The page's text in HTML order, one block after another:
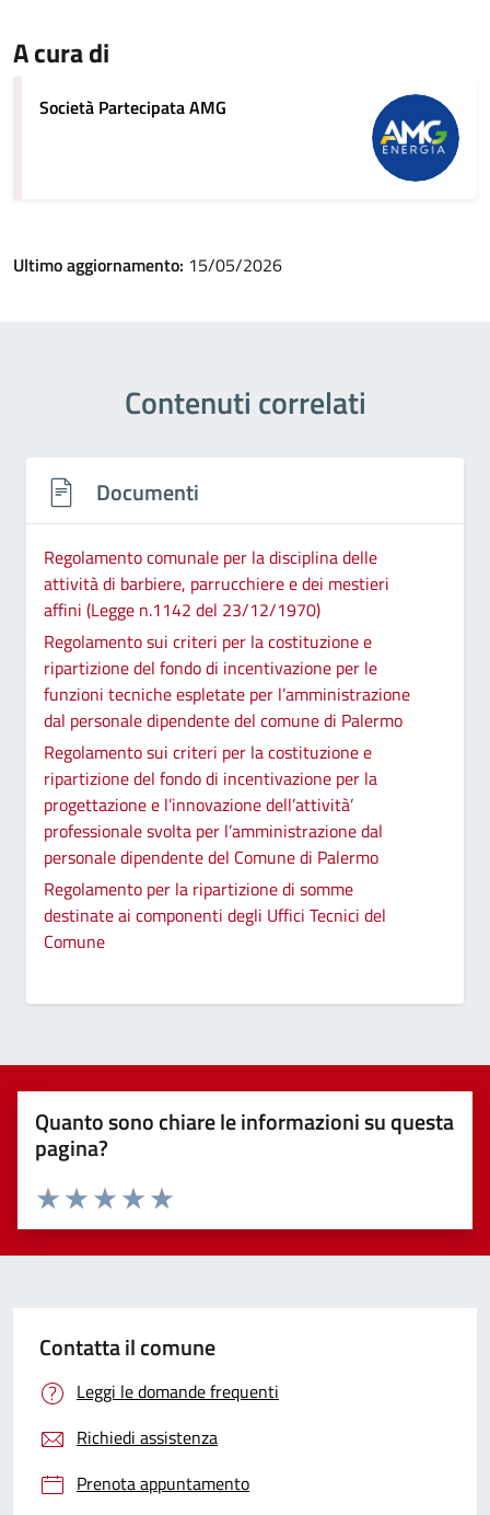
A cura di
Società Partecipata AMG
Ultimo aggiornamento: 15/05/2026
Contenuti correlati
Documenti
Regolamento comunale per la disciplina delle
attività di barbiere, parrucchiere e dei mestieri
affini (Legge n.1142 del 23/12/1970)
Regolamento sui criteri per la costituzione e
ripartizione del fondo di incentivazione per le
funzioni tecniche espletate per l’amministrazione
dal personale dipendente del comune di Palermo
Regolamento sui criteri per la costituzione e
ripartizione del fondo di incentivazione per la
progettazione e l’innovazione dell’attività’
professionale svolta per l’amministrazione dal
personale dipendente del Comune di Palermo
Regolamento per la ripartizione di somme
destinate ai componenti degli Uffici Tecnici del
Comune
Quanto sono chiare le informazioni su questa
pagina?
Valuta 5 stelle su 5
Valuta 4 stelle su 5
Valuta 3 stelle su 5
Valuta 2 stelle su 5
Valuta 1 stelle su 5
Contatta il comune
Leggi le domande frequenti
Richiedi assistenza
Prenota appuntamento